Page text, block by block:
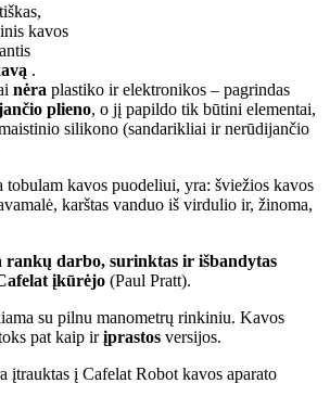
kavos
.
nėra plastiko ir elektronikos – pagrindas
plieno, o jį papildo tik būtini elementai,
silikono (sandarikliai ir nerūdijančio
tobulam kavos puodeliui, yra: šviežios kavos
karštas vanduo iš virdulio ir, žinoma,
rankų darbo, surinktas ir išbandytas
įkūrėjo (Paul Pratt).
su pilnu manometrų rinkiniu. Kavos
pat kaip irįprastos versijos.
įtrauktas į Cafelat Robot kavos aparato